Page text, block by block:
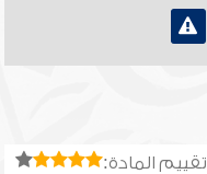
تقييم المادة: